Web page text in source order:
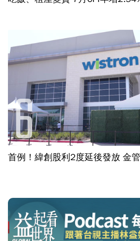
首例！緯創股利2度延後發放 金